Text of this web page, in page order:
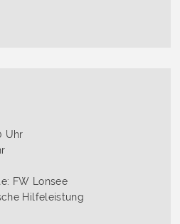
Uhr
FW Lonsee
Hilfeleistung